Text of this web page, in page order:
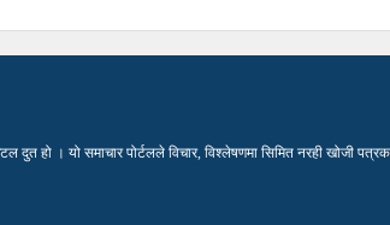
हो । यो समाचार पोर्टलले विचार, विश्लेषणमा सिमित नरही खोजी